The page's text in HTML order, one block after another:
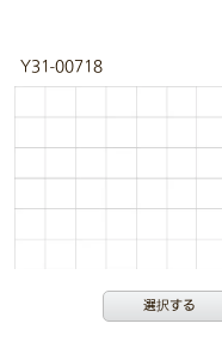
Y31-00718
選択する